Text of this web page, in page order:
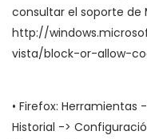
consultar el soporte de
http://
vista/block-or-allow-
• Firefox: Herramientas
Historial ->